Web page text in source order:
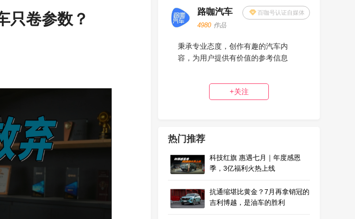
只卷参数？ 路咖汽车 百咖号认证自媒体
4980 作品
秉承专业态度，创作有趣的汽车内
容，为用户提供有价值的参考信息
+关注
热门推荐
科技红旗 惠遇七月｜年度感恩
季，3亿福利火热上线
抗通缩堪比黄金？7月再拿销冠的
吉利博越，是油车的胜利